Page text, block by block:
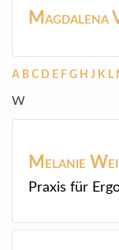
Magdalena
A B C D E F G H J K L
W
Melanie
Praxis für